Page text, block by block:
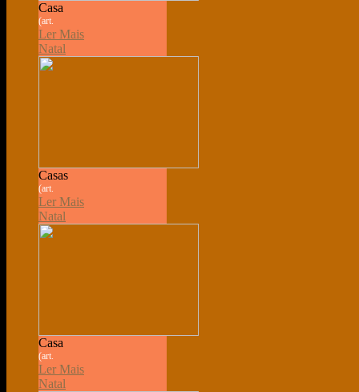
Casa
(art.
Ler Mais
Natal
Casas
(art.
Ler Mais
Natal
Casa
(art.
Ler Mais
Natal